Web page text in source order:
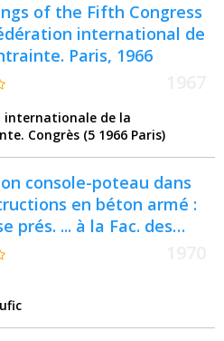
of the Fifth Congress
international de
Paris, 1966
internationale de la
précontrainte. Congrès (5 1966 Paris)
console-poteau dans
en béton armé :
prés. ... à la Fac. des
l'Univ. de Paris ..